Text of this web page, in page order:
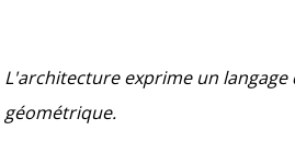
L'architecture exprime un
géométrique.